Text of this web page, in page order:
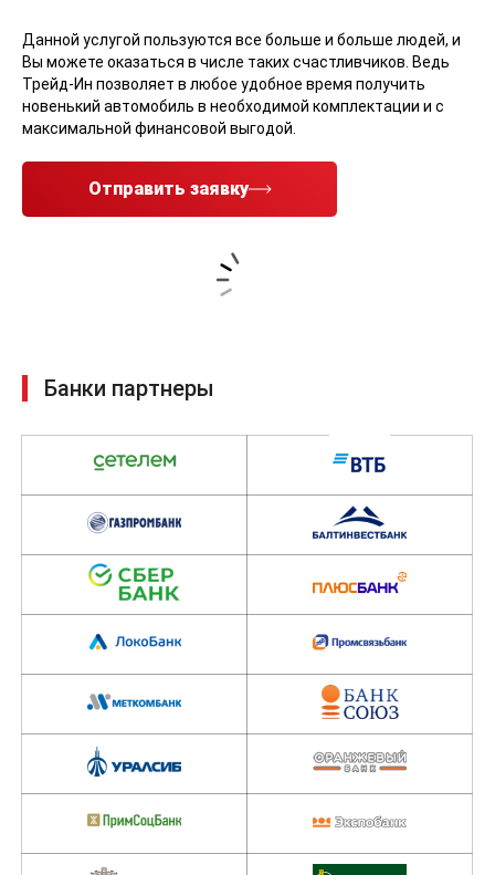
Во время продажи мы можем заранее установить
дополнительное оборудование, необходимое именно Вам.
При необходимости, мы также поможем Вам в постановке
нового автомобиля на учет в ГИБДД.
Система Трейд-Ин, действующая в автосалоне Red Auto,
позволяет любому автовладельцу сдать свою
наиболее выгодных условиях. Таким образом Вам не нужно
тратить время и силы на продажу автомобиля, ведь все это
Вы можете оказаться в числе таких счастливчиков. Ведь
Трейд-Ин позволяет в любое удобное время получить